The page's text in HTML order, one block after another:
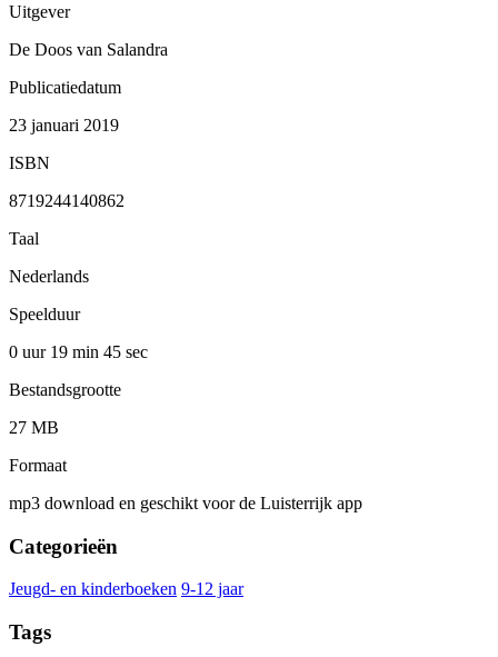
Uitgever
De Doos van Salandra
Publicatiedatum
23 januari 2019
ISBN
8719244140862
Taal
Nederlands
Speelduur
0 uur 19 min 45 sec
Bestandsgrootte
27 MB
Formaat
mp3 download en geschikt voor de Luisterrijk app
Categorieën
Jeugd- en kinderboeken 9-12 jaar
Tags